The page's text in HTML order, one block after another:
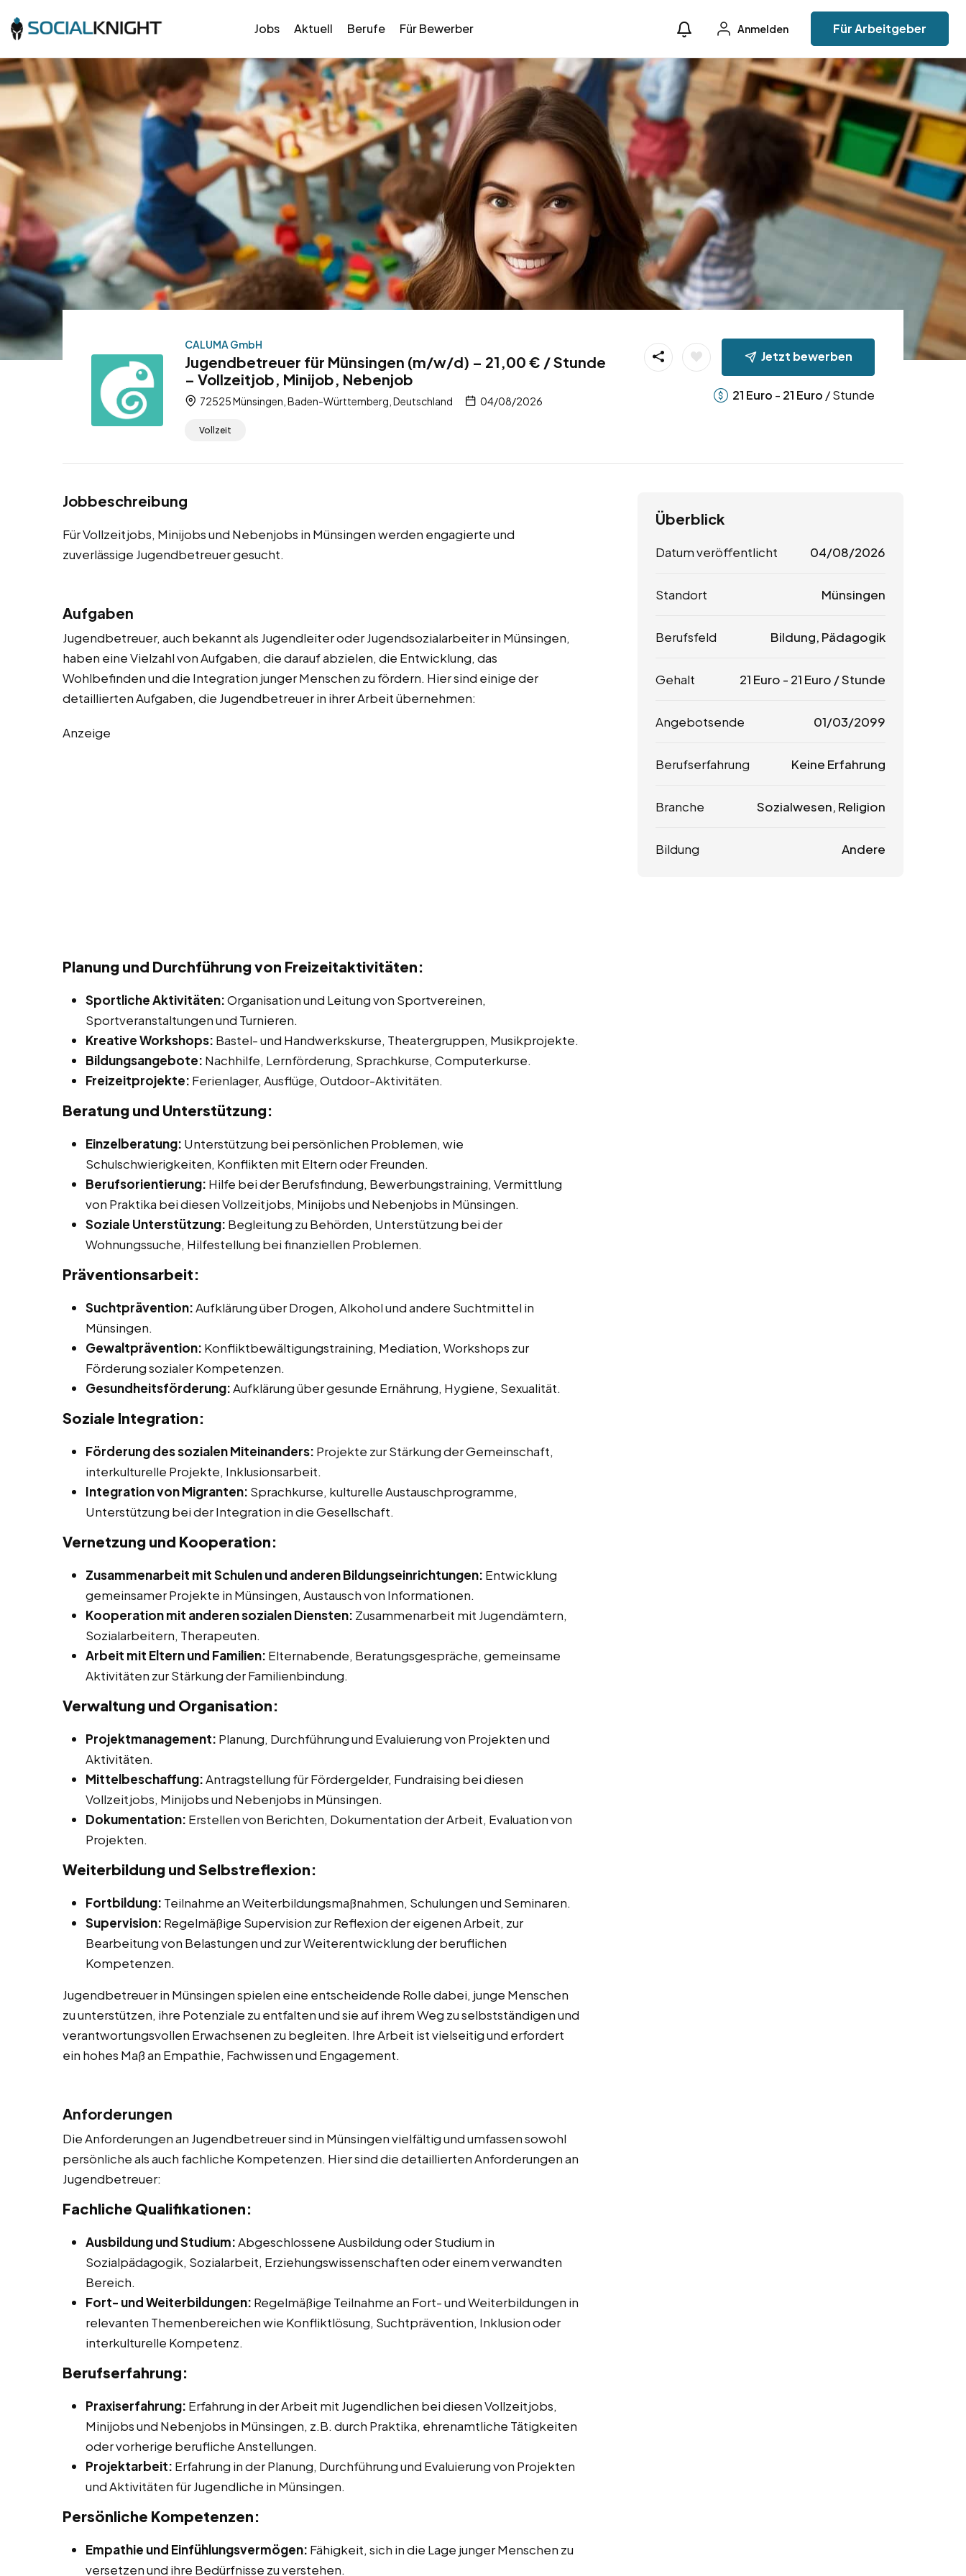
Jobs Aktuell Berufe Für Bewerber Anmelden Für Arbeitgeber
CALUMA GmbH
Jugendbetreuer für Münsingen (m/w/d) – 21,00 € / Stunde
– Vollzeitjob, Minijob, Nebenjob
72525 Münsingen, Baden-Württemberg, Deutschland 04/08/2026
Vollzeit
Jetzt bewerben
21 Euro - 21 Euro / Stunde
Jobbeschreibung
Für Vollzeitjobs, Minijobs und Nebenjobs in Münsingen werden engagierte und
zuverlässige Jugendbetreuer gesucht.
Aufgaben
Jugendbetreuer, auch bekannt als Jugendleiter oder Jugendsozialarbeiter in Münsingen,
haben eine Vielzahl von Aufgaben, die darauf abzielen, die Entwicklung, das
Wohlbefinden und die Integration junger Menschen zu fördern. Hier sind einige der
detaillierten Aufgaben, die Jugendbetreuer in ihrer Arbeit übernehmen:
Anzeige
Planung und Durchführung von Freizeitaktivitäten:
Sportliche Aktivitäten:Organisation und Leitung von Sportvereinen,
Sportveranstaltungen und Turnieren.
Kreative Workshops: Bastel- und Handwerkskurse, Theatergruppen, Musikprojekte.
Bildungsangebote: Nachhilfe, Lernförderung, Sprachkurse, Computerkurse.
Freizeitprojekte: Ferienlager, Ausflüge, Outdoor-Aktivitäten.
Beratung und Unterstützung:
Einzelberatung: Unterstützung bei persönlichen Problemen, wie
Schulschwierigkeiten, Konflikten mit Eltern oder Freunden.
Berufsorientierung: Hilfe bei der Berufsfindung, Bewerbungstraining, Vermittlung
von Praktika bei diesen Vollzeitjobs, Minijobs und Nebenjobs in Münsingen.
Soziale Unterstützung: Begleitung zu Behörden, Unterstützung bei der
Wohnungssuche, Hilfestellung bei finanziellen Problemen.
Präventionsarbeit:
Suchtprävention:Aufklärung über Drogen, Alkohol und andere Suchtmittel in
Münsingen.
Gewaltprävention: Konfliktbewältigungstraining, Mediation, Workshops zur
Förderung sozialer Kompetenzen.
Gesundheitsförderung:Aufklärung über gesunde Ernährung, Hygiene, Sexualität.
Soziale Integration:
Förderung des sozialen Miteinanders: Projekte zur Stärkung der Gemeinschaft,
interkulturelle Projekte, Inklusionsarbeit.
Integration von Migranten: Sprachkurse, kulturelle Austauschprogramme,
Unterstützung bei der Integration in die Gesellschaft.
Vernetzung und Kooperation:
Zusammenarbeit mit Schulen und anderen Bildungseinrichtungen: Entwicklung
gemeinsamer Projekte in Münsingen, Austausch von Informationen.
Kooperation mit anderen sozialen Diensten: Zusammenarbeit mit Jugendämtern,
Sozialarbeitern, Therapeuten.
Arbeit mit Eltern und Familien: Elternabende, Beratungsgespräche, gemeinsame
Aktivitäten zur Stärkung der Familienbindung.
Verwaltung und Organisation:
Projektmanagement: Planung, Durchführung und Evaluierung von Projekten und
Aktivitäten.
Mittelbeschaffung:Antragstellung für Fördergelder, Fundraising bei diesen
Vollzeitjobs, Minijobs und Nebenjobs in Münsingen.
Dokumentation: Erstellen von Berichten, Dokumentation der Arbeit, Evaluation von
Projekten.
Weiterbildung und Selbstreflexion:
Fortbildung: Teilnahme an Weiterbildungsmaßnahmen, Schulungen und Seminaren.
Supervision: Regelmäßige Supervision zur Reflexion der eigenen Arbeit, zur
Bearbeitung von Belastungen und zur Weiterentwicklung der beruflichen
Kompetenzen.
Jugendbetreuer in Münsingen spielen eine entscheidende Rolle dabei, junge Menschen
zu unterstützen, ihre Potenziale zu entfalten und sie auf ihrem Weg zu selbstständigen und
verantwortungsvollen Erwachsenen zu begleiten. Ihre Arbeit ist vielseitig und erfordert
ein hohes Maß an Empathie, Fachwissen und Engagement.
Anforderungen
Die Anforderungen an Jugendbetreuer sind in Münsingen vielfältig und umfassen sowohl
persönliche als auch fachliche Kompetenzen. Hier sind die detaillierten Anforderungen an
Jugendbetreuer:
Fachliche Qualifikationen:
Ausbildung und Studium:Abgeschlossene Ausbildung oder Studium in
Sozialpädagogik, Sozialarbeit, Erziehungswissenschaften oder einem verwandten
Bereich.
Fort- und Weiterbildungen: Regelmäßige Teilnahme an Fort- und Weiterbildungen in
relevanten Themenbereichen wie Konfliktlösung, Suchtprävention, Inklusion oder
interkulturelle Kompetenz.
Berufserfahrung:
Praxiserfahrung: Erfahrung in der Arbeit mit Jugendlichen bei diesen Vollzeitjobs,
Minijobs und Nebenjobs in Münsingen, z.B. durch Praktika, ehrenamtliche Tätigkeiten
oder vorherige berufliche Anstellungen.
Projektarbeit: Erfahrung in der Planung, Durchführung und Evaluierung von Projekten
und Aktivitäten für Jugendliche in Münsingen.
Persönliche Kompetenzen:
Empathie und Einfühlungsvermögen: Fähigkeit, sich in die Lage junger Menschen zu
versetzen und ihre Bedürfnisse zu verstehen.
Überblick
Datum veröffentlicht 04/08/2026
Standort Münsingen
Berufsfeld Bildung, Pädagogik
Gehalt 21 Euro - 21 Euro / Stunde
Angebotsende 01/03/2099
Berufserfahrung Keine Erfahrung
Branche Sozialwesen, Religion
Bildung Andere